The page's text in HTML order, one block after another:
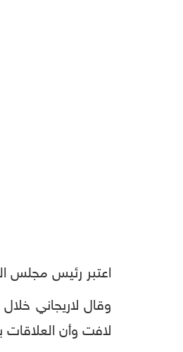
اعتبر رئيس مجلس
وقال لاريجاني
لافت وأن العلاقات